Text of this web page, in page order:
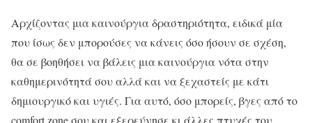
Αρχίζοντας μια καινούργια δραστηριότητα, ειδικά μία
που ίσως δεν μπορούσες να κάνεις όσο ήσουν σε σχέση,
θα σε βοηθήσει να βάλεις μια καινούργια νότα στην
καθημερινότητά σου αλλά και να ξεχαστείς με κάτι
δημιουργικό και υγιές. Για αυτό, όσο μπορείς, βγες από το
comfort zone σου και εξερεύνησε κι άλλες πτυχές του